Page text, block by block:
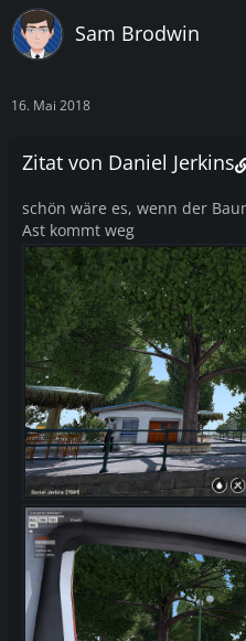
Sam Brodwin
16. Mai 2018
Zitat von Daniel Jerkins
schön wäre es, wenn der
Ast kommt weg